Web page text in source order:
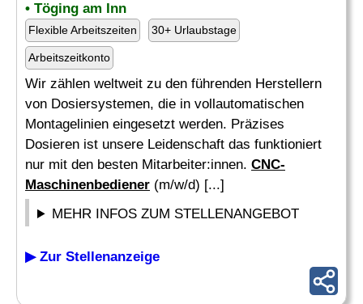
• Töging am Inn
Flexible Arbeitszeiten 30+ Urlaubstage
Arbeitszeitkonto
Wir zählen weltweit zu den führenden Herstellern
von Dosiersystemen, die in vollautomatischen
Montagelinien eingesetzt werden. Präzises
Dosieren ist unsere Leidenschaft das funktioniert
nur mit den besten Mitarbeiter:innen. CNC-
Maschinenbediener (m/w/d) [...]
MEHR INFOS ZUM STELLENANGEBOT
▶ Zur Stellenanzeige